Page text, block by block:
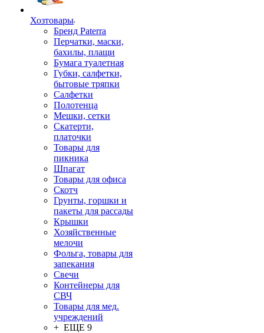
Хозтовары
Бренд Paterra
Перчатки, маски,
бахилы, плащи
Бумага туалетная
Губки, салфетки,
бытовые тряпки
Салфетки
Полотенца
Мешки, сетки
Скатерти,
платочки
Товары для
пикника
Шпагат
Товары для офиса
Скотч
Грунты, горшки и
пакеты для рассады
Крышки
Хозяйственные
мелочи
Фольга, товары для
запекания
Свечи
Контейнеры для
СВЧ
Товары для мед.
учреждений
+ ЕЩЕ 9